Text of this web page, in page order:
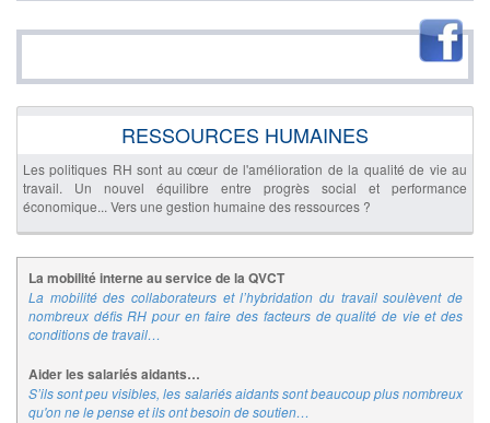
RESSOURCES HUMAINES
Les politiques RH sont au cœur de l'amélioration de la qualité de vie au
travail. Un nouvel équilibre entre progrès social et performance
économique... Vers une gestion humaine des ressources ?
La mobilité interne au service de la QVCT
La mobilité des collaborateurs et l’hybridation du travail soulèvent de
nombreux défis RH pour en faire des facteurs de qualité de vie et des
conditions de travail…
Aider les salariés aidants…
S’ils sont peu visibles, les salariés aidants sont beaucoup plus nombreux
qu'on ne le pense et ils ont besoin de soutien…